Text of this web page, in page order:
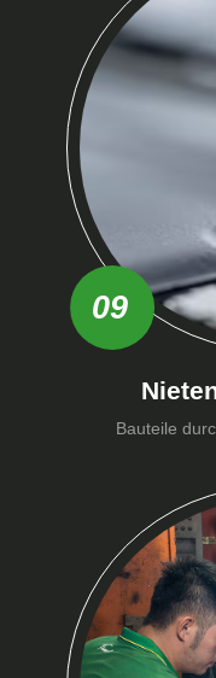
09
Bauteile